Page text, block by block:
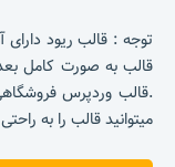
توجه : قالب ریود
قالب به صورت کامل
.قالب وردپرس
میتوانید قالب را به